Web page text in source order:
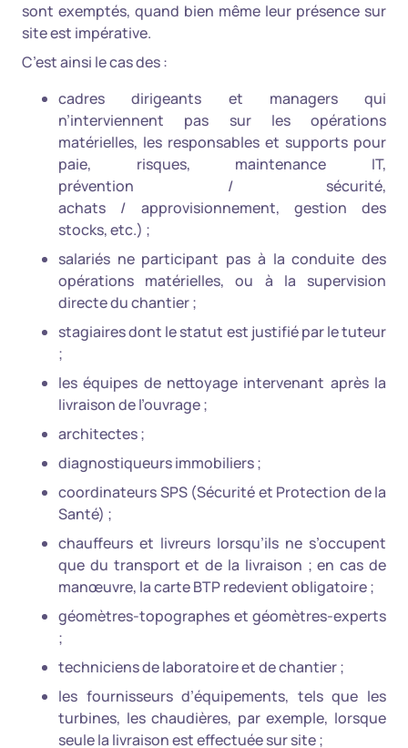
sont exemptés, quand bien même leur présence sur
site est impérative.
C’est ainsi le cas des :
cadres dirigeants et managers qui
n’interviennent pas sur les opérations
matérielles, les responsables et supports pour
paie, risques, maintenance IT,
prévention / sécurité,
achats / approvisionnement, gestion des
stocks, etc.) ;
salariés ne participant pas à la conduite des
opérations matérielles, ou à la supervision
directe du chantier ;
stagiaires dont le statut est justifié par le tuteur
;
les équipes de nettoyage intervenant après la
livraison de l’ouvrage ;
architectes ;
diagnostiqueurs immobiliers ;
coordinateurs SPS (Sécurité et Protection de la
Santé) ;
chauffeurs et livreurs lorsqu’ils ne s’occupent
que du transport et de la livraison ; en cas de
manœuvre, la carte BTP redevient obligatoire ;
géomètres-topographes et géomètres-experts
;
techniciens de laboratoire et de chantier ;
les fournisseurs d’équipements, tels que les
turbines, les chaudières, par exemple, lorsque
seule la livraison est effectuée sur site ;